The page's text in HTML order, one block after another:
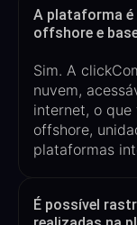
A plataforma
offshore e
Sim. A
nuvem, acessá
internet, o
offshore,
plataformas
É possível